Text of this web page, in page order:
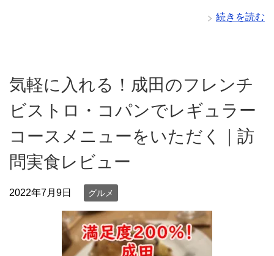
続きを読む
気軽に入れる！成田のフレンチ
ビストロ・コパンでレギュラー
コースメニューをいただく｜訪
問実食レビュー
2022年7月9日 グルメ